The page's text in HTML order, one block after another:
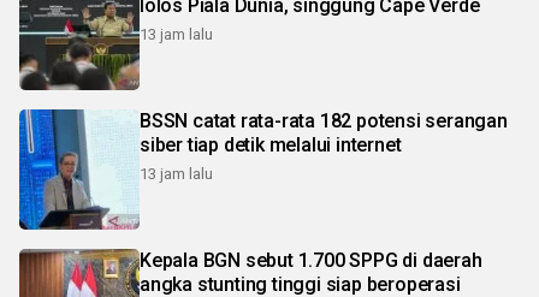
lolos Piala Dunia, singgung Cape Verde
13 jam lalu
BSSN catat rata-rata 182 potensi serangan
siber tiap detik melalui internet
13 jam lalu
Kepala BGN sebut 1.700 SPPG di daerah
angka stunting tinggi siap beroperasi